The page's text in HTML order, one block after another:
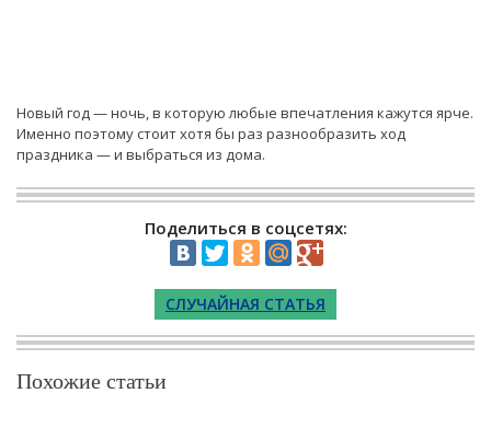
Новый год — ночь, в которую любые впечатления кажутся ярче.
Именно поэтому стоит хотя бы раз разнообразить ход
праздника — и выбраться из дома.
Поделиться в соцсетях:
СЛУЧАЙНАЯ СТАТЬЯ
Похожие статьи